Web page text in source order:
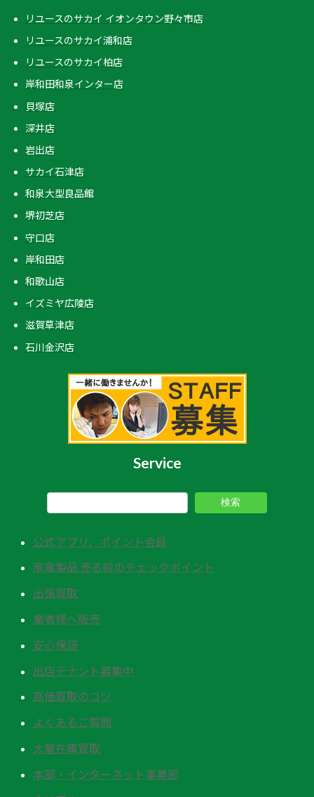
リユースのサカイ イオンタウン野々市店
リユースのサカイ浦和店
リユースのサカイ柏店
岸和田和泉インター店
貝塚店
深井店
岩出店
サカイ石津店
和泉大型良品館
堺初芝店
守口店
岸和田店
和歌山店
イズミヤ広陵店
滋賀草津店
石川金沢店
Service
検索
公式アプリ、ポイント会員
家電製品 売る前のチェックポイント
出張買取
業者様へ販売
安心保証
出店テナント募集中
高価買取のコツ
よくあるご質問
大量在庫買取
本部・インターネット事業部